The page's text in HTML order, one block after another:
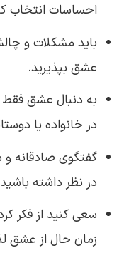
احساسات انتخاب
باید مشکلات و
عشق بپذیرید.
به دنبال عشق فقط
در خانواده یا
گفتگوی صادقانه و
در نظر داشته
سعی کنید از فکر
زمان حال از عشق